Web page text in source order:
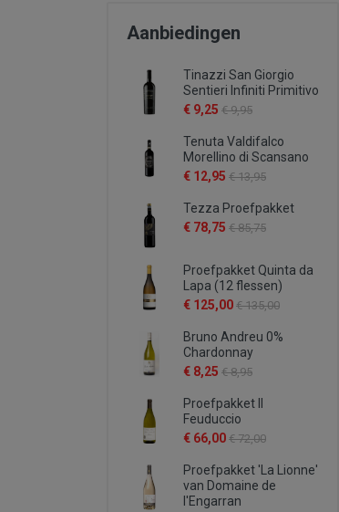
Aanbiedingen
Tinazzi San Giorgio
Sentieri Infiniti Primitivo
€ 9,25 € 9,95
Tenuta Valdifalco
Morellino di Scansano
€ 12,95 € 13,95
Tezza Proefpakket
€ 78,75 € 85,75
Proefpakket Quinta da
Lapa (12 flessen)
€ 125,00 € 135,00
Bruno Andreu 0%
Chardonnay
€ 8,25 € 8,95
Proefpakket Il
Feuduccio
€ 66,00 € 72,00
Proefpakket 'La Lionne'
van Domaine de
l'Engarran